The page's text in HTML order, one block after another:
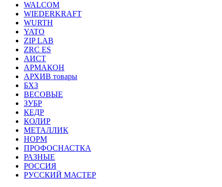
WALCOM
WIEDERKRAFT
WURTH
YATO
ZIP LAB
ZRC ES
АИСТ
АРМАКОН
АРХИВ товары
БХЗ
ВЕСОВЫЕ
ЗУБР
КЕДР
КОЛИР
МЕТАЛЛИК
НОРМ
ПРОФОСНАСТКА
РАЗНЫЕ
РОССИЯ
РУССКИЙ МАСТЕР